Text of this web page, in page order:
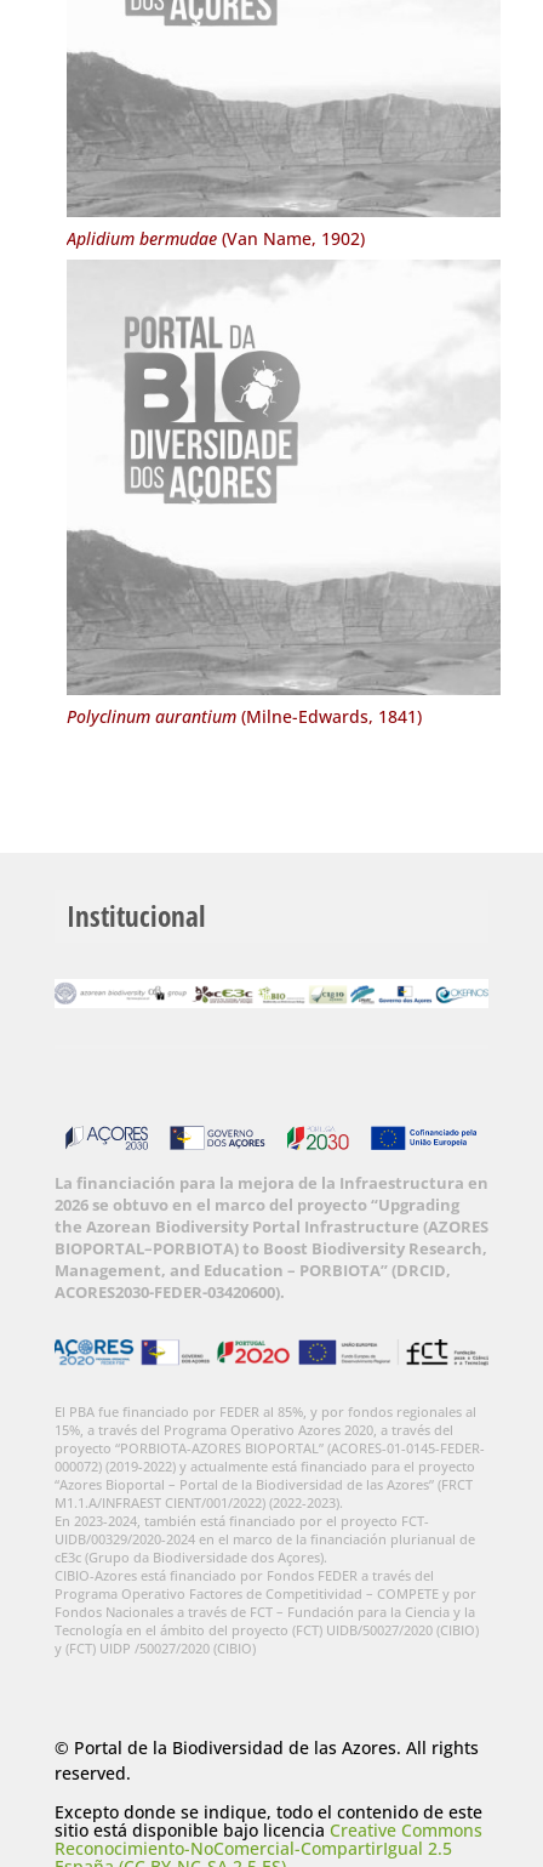
Aplidium bermudae(Van Name, 1902)
Polyclinum aurantium(Milne-Edwards, 1841)
Institucional
La financiación para la mejora de la Infraestructura en
2026 se obtuvo en el marco del proyecto “Upgrading
the Azorean Biodiversity Portal Infrastructure (AZORES
BIOPORTAL–PORBIOTA) to Boost Biodiversity Research,
Management, and Education – PORBIOTA” (DRCID,
ACORES2030-FEDER-03420600).
El PBA fue financiado por FEDER al 85%, y por fondos regionales al
15%, a través del Programa Operativo Azores 2020, a través del
proyecto “PORBIOTA-AZORES BIOPORTAL” (ACORES-01-0145-FEDER-
000072) (2019-2022) y actualmente está financiado para el proyecto
“Azores Bioportal – Portal de la Biodiversidad de las Azores” (FRCT
M1.1.A/INFRAEST CIENT/001/2022) (2022-2023).
En 2023-2024, también está financiado por el proyecto FCT-
UIDB/00329/2020-2024 en el marco de la financiación plurianual de
cE3c (Grupo da Biodiversidade dos Açores).
CIBIO-Azores está financiado por Fondos FEDER a través del
Programa Operativo Factores de Competitividad – COMPETE y por
Fondos Nacionales a través de FCT – Fundación para la Ciencia y la
Tecnología en el ámbito del proyecto (FCT) UIDB/50027/2020 (CIBIO)
y (FCT) UIDP /50027/2020 (CIBIO)
© Portal de la Biodiversidad de las Azores. All rights
reserved.
Excepto donde se indique, todo el contenido de este
sitio está disponible bajo licencia Creative Commons
Reconocimiento-NoComercial-CompartirIgual 2.5